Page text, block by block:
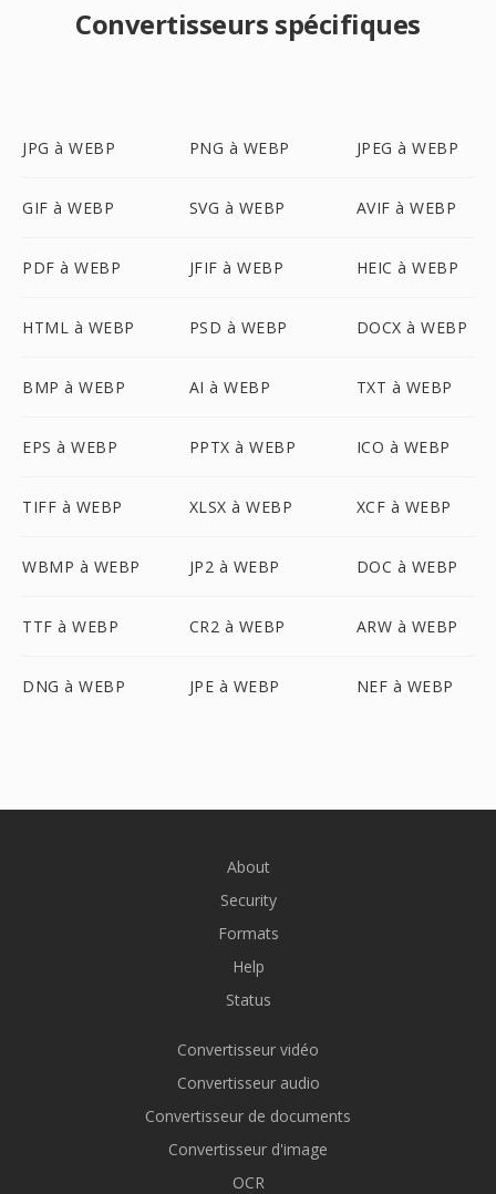
Convertisseurs spécifiques
JPG à WEBP PNG à WEBP JPEG à WEBP
GIF à WEBP SVG à WEBP AVIF à WEBP
PDF à WEBP JFIF à WEBP HEIC à WEBP
HTML à WEBP PSD à WEBP DOCX à WEBP
BMP à WEBP AI à WEBP TXT à WEBP
EPS à WEBP PPTX à WEBP ICO à WEBP
TIFF à WEBP XLSX à WEBP XCF à WEBP
WBMP à WEBP JP2 à WEBP DOC à WEBP
TTF à WEBP CR2 à WEBP ARW à WEBP
DNG à WEBP JPE à WEBP NEF à WEBP
About
Security
Formats
Help
Status
Convertisseur vidéo
Convertisseur audio
Convertisseur de documents
Convertisseur d'image
OCR